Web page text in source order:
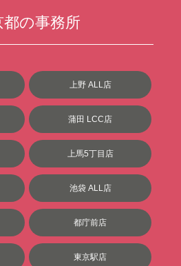
都の事務所
上野 ALL店
蒲田 LCC店
上馬5丁目店
池袋 ALL店
都庁前店
東京駅店